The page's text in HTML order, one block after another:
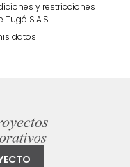
y restricciones
S.A.S.
datos